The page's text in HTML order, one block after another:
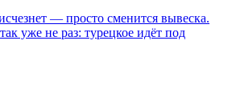
— просто сменится вывеска.
уже не раз: турецкое идёт под